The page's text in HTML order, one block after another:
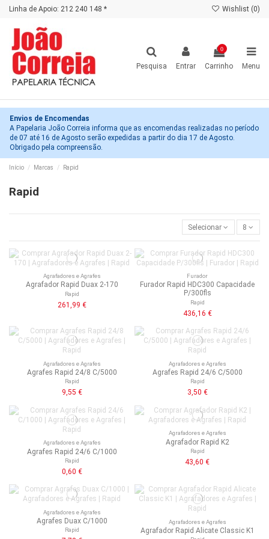
Linha de Apoio: 212 240 148 * Wishlist (0)
Pesquisa Entrar
0
Carrinho Menu
Envios de Encomendas
A Papelaria João Correia informa que as encomendas realizadas no período
de 07 até 16 de Agosto serão expedidas a partir do dia 17 de Agosto.
Obrigado pela compreensão.
Início Marcas Rapid
Rapid
Selecionar 8
Agrafadores e Agrafes
Agrafador Rapid Duax 2-170
Rapid
261,99 €
Furador
Furador Rapid HDC300 Capacidade
P/300fls
Rapid
436,16 €
Agrafadores e Agrafes
Agrafes Rapid 24/8 C/5000
Rapid
9,55 €
Agrafadores e Agrafes
Agrafes Rapid 24/6 C/5000
Rapid
3,50 €
Agrafadores e Agrafes
Agrafes Rapid 24/6 C/1000
Rapid
0,60 €
Agrafadores e Agrafes
Agrafador Rapid K2
Rapid
43,60 €
Agrafadores e Agrafes
Agrafes Duax C/1000
Rapid
Agrafadores e Agrafes
Agrafador Rapid Alicate Classic K1